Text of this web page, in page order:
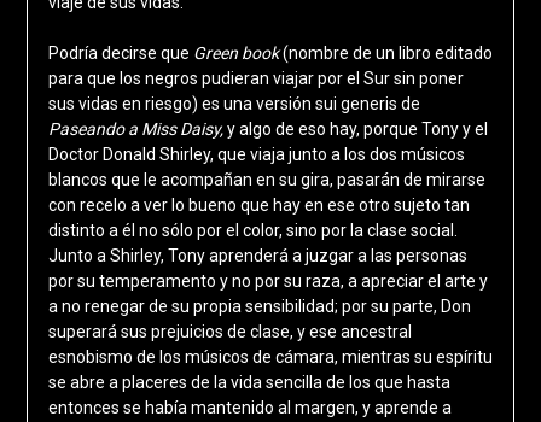
Podría decirse que Green book(nombre de un libro editado
para que los negros pudieran viajar por el Sur sin poner
sus vidas en riesgo) es una versión sui generis de
Paseando a Miss Daisy,y algo de eso hay, porque Tony y el
Doctor Donald Shirley, que viaja junto a los dos músicos
blancos que le acompañan en su gira, pasarán de mirarse
con recelo a ver lo bueno que hay en ese otro sujeto tan
distinto a él no sólo por el color, sino por la clase social.
Junto a Shirley, Tony aprenderá a juzgar a las personas
por su temperamento y no por su raza, a apreciar el arte y
a no renegar de su propia sensibilidad; por su parte, Don
superará sus prejuicios de clase, y ese ancestral
esnobismo de los músicos de cámara, mientras su espíritu
se abre a placeres de la vida sencilla de los que hasta
entonces se había mantenido al margen, y aprende a